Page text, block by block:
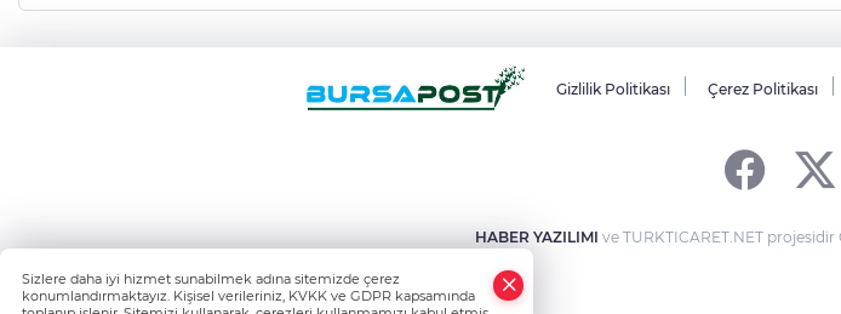
Gizlilik Politikası Çerez Politikası
HABER YAZILIMI ve TURKTICARET.NET
Sizlere daha iyi hizmet sunabilmek adına sitemizde çerez
konumlandırmaktayız. Kişisel verileriniz, KVKK ve GDPR kapsamında